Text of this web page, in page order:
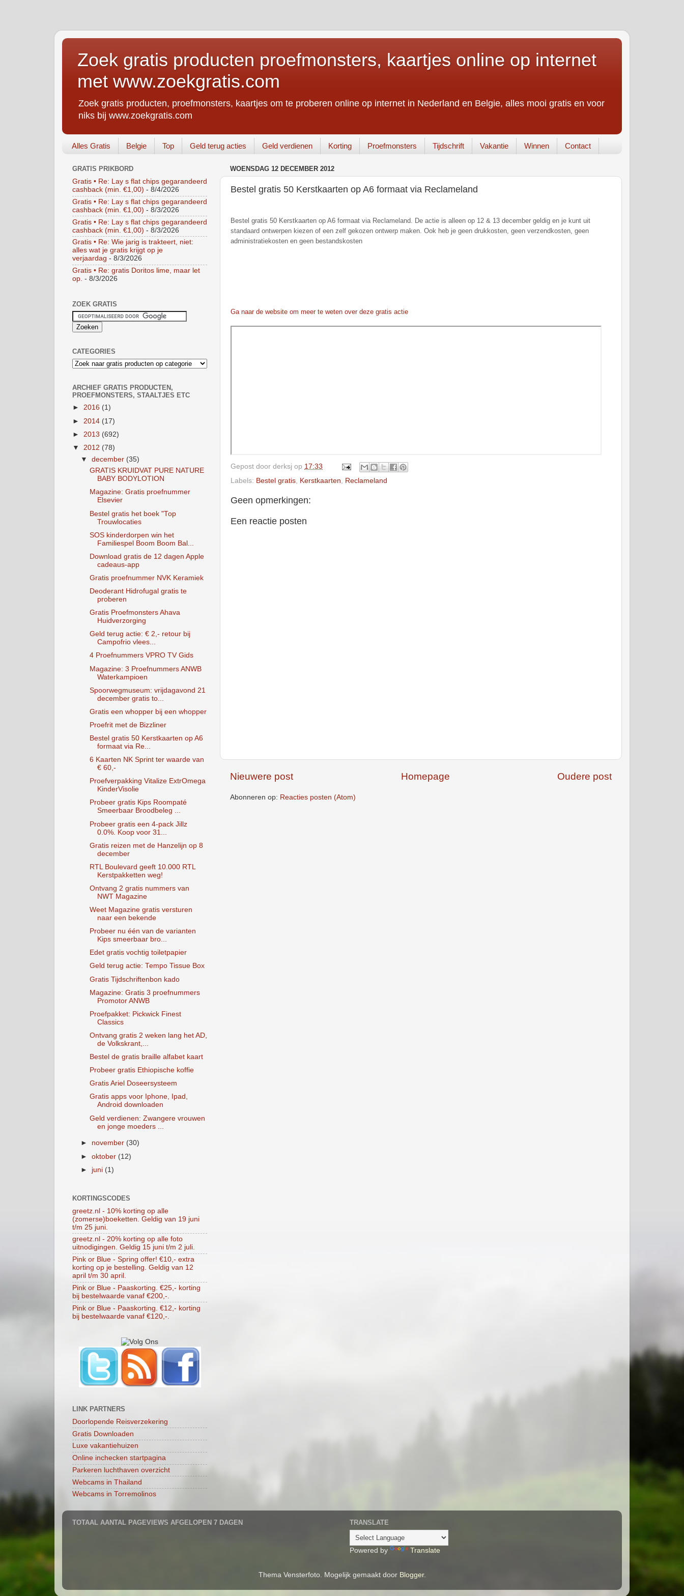
Zoek gratis producten proefmonsters, kaartjes online op internet
met www.zoekgratis.com
Zoek gratis producten, proefmonsters, kaartjes om te proberen online op internet in Nederland en Belgie, alles mooi gratis en voor
niks bij www.zoekgratis.com
Alles Gratis Belgie Top Geld terug acties Geld verdienen Korting Proefmonsters Tijdschrift Vakantie Winnen Contact
WOENSDAG 12 DECEMBER 2012
Bestel gratis 50 Kerstkaarten op A6 formaat via Reclameland
Bestel gratis 50 Kerstkaarten op A6 formaat via Reclameland. De actie is alleen op 12 & 13 december geldig en je kunt uit
standaard ontwerpen kiezen of een zelf gekozen ontwerp maken. Ook heb je geen drukkosten, geen verzendkosten, geen
administratiekosten en geen bestandskosten
Ga naar de website om meer te weten over deze gratis actie
Gepost door derksj op 17:33
Labels: Bestel gratis Kerstkaarten Reclameland
Geen opmerkingen:
Een reactie posten
Nieuwere post Oudere post
Homepage
Abonneren op: Reacties posten (Atom)
GRATIS PRIKBORD
Gratis • Re: Lay s flat chips gegarandeerd
cashback (min. €1,00) - 8/4/2026
Gratis • Re: Lay s flat chips gegarandeerd
cashback (min. €1,00) - 8/3/2026
Gratis • Re: Lay s flat chips gegarandeerd
cashback (min. €1,00) - 8/3/2026
Gratis • Re: Wie jarig is trakteert, niet:
alles wat je gratis krijgt op je
verjaardag - 8/3/2026
Gratis • Re: gratis Doritos lime, maar let
op. - 8/3/2026
ZOEK GRATIS
CATEGORIES
ARCHIEF GRATIS PRODUCTEN,
PROEFMONSTERS, STAALTJES ETC
► 2016 (1)
► 2014 (17)
► 2013 (692)
▼ 2012 (78)
▼december (35)
GRATIS KRUIDVAT PURE NATURE
BABY BODYLOTION
Magazine: Gratis proefnummer
Elsevier
Bestel gratis het boek "Top
Trouwlocaties
SOS kinderdorpen win het
Familiespel Boom Boom Bal...
Download gratis de 12 dagen Apple
cadeaus-app
Gratis proefnummer NVK Keramiek
Deoderant Hidrofugal gratis te
proberen
Gratis Proefmonsters Ahava
Huidverzorging
Geld terug actie: € 2,- retour bij
Campofrio vlees...
4 Proefnummers VPRO TV Gids
Magazine: 3 Proefnummers ANWB
Waterkampioen
Spoorwegmuseum: vrijdagavond 21
december gratis to...
Gratis een whopper bij een whopper
Proefrit met de Bizzliner
Bestel gratis 50 Kerstkaarten op A6
formaat via Re...
6 Kaarten NK Sprint ter waarde van
€ 60,-
Proefverpakking Vitalize ExtrOmega
KinderVisolie
Probeer gratis Kips Roompaté
Smeerbaar Broodbeleg ...
Probeer gratis een 4-pack Jillz
0.0%. Koop voor 31...
Gratis reizen met de Hanzelijn op 8
december
RTL Boulevard geeft 10.000 RTL
Kerstpakketten weg!
Ontvang 2 gratis nummers van
NWT Magazine
Weet Magazine gratis versturen
naar een bekende
Probeer nu één van de varianten
Kips smeerbaar bro...
Edet gratis vochtig toiletpapier
Geld terug actie: Tempo Tissue Box
Gratis Tijdschriftenbon kado
Magazine: Gratis 3 proefnummers
Promotor ANWB
Proefpakket: Pickwick Finest
Classics
Ontvang gratis 2 weken lang het AD,
de Volkskrant,...
Bestel de gratis braille alfabet kaart
Probeer gratis Ethiopische koffie
Gratis Ariel Doseersysteem
Gratis apps voor Iphone, Ipad,
Android downloaden
Geld verdienen: Zwangere vrouwen
en jonge moeders ...
► november (30)
►oktober (12)
► juni (1)
KORTINGSCODES
greetz.nl - 10% korting op alle
(zomerse)boeketten. Geldig van 19 juni
t/m 25 juni.
greetz.nl - 20% korting op alle foto
uitnodigingen. Geldig 15 juni t/m 2 juli.
Pink or Blue - Spring offer! €10,- extra
korting op je bestelling. Geldig van 12
april t/m 30 april.
Pink or Blue - Paaskorting. €25,- korting
bij bestelwaarde vanaf €200,-.
Pink or Blue - Paaskorting. €12,- korting
bij bestelwaarde vanaf €120,-.
LINK PARTNERS
Doorlopende Reisverzekering
Gratis Downloaden
Luxe vakantiehuizen
Online inchecken startpagina
Parkeren luchthaven overzicht
Webcams in Thailand
Webcams in Torremolinos
TOTAAL AANTAL PAGEVIEWS AFGELOPEN 7 DAGEN TRANSLATE
Powered by Translate
Thema Vensterfoto. Mogelijk gemaakt door Blogger.